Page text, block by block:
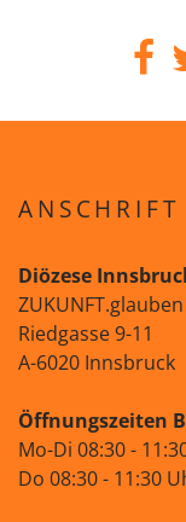
ANSCHRIFT
Diözese
ZUKUNFT.glauben
Riedgasse 9-11
A-6020 Innsbruck
Öffnungszeiten
Mo-Di 08:30 -
Do 08:30 - 11:30